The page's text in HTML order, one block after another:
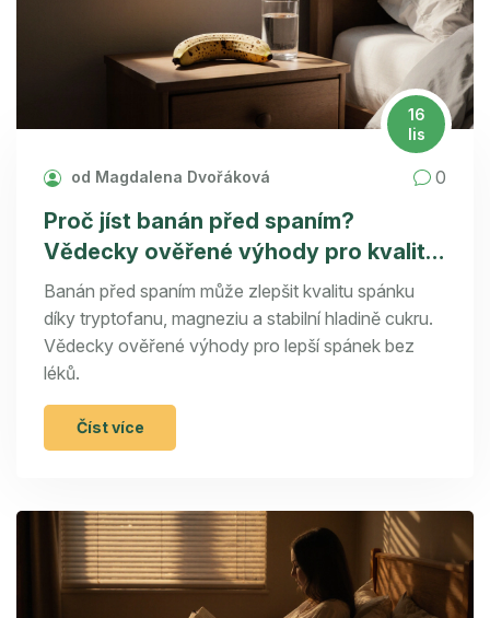
16
lis
od Magdalena Dvořáková 0
Proč jíst banán před spaním?
Vědecky ověřené výhody pro kvalitní
spánek
Banán před spaním může zlepšit kvalitu spánku
díky tryptofanu, magneziu a stabilní hladině cukru.
Vědecky ověřené výhody pro lepší spánek bez
léků.
Číst více